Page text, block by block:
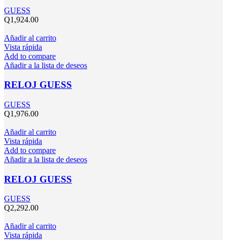
GUESS
Q1,924.00
Añadir al carrito
Vista rápida
Add to compare
Añadir a la lista de deseos
RELOJ GUESS
GUESS
Q1,976.00
Añadir al carrito
Vista rápida
Add to compare
Añadir a la lista de deseos
RELOJ GUESS
GUESS
Q2,292.00
Añadir al carrito
Vista rápida